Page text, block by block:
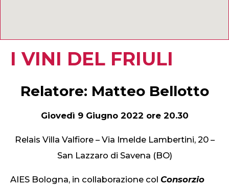
I VINI DEL FRIULI
Relatore: Matteo Bellotto
Giovedì 9 Giugno 2022 ore 20.30
Relais Villa Valfiore – Via Imelde Lambertini, 20 –
San Lazzaro di Savena (BO)
AIES Bologna, in collaborazione col Consorzio